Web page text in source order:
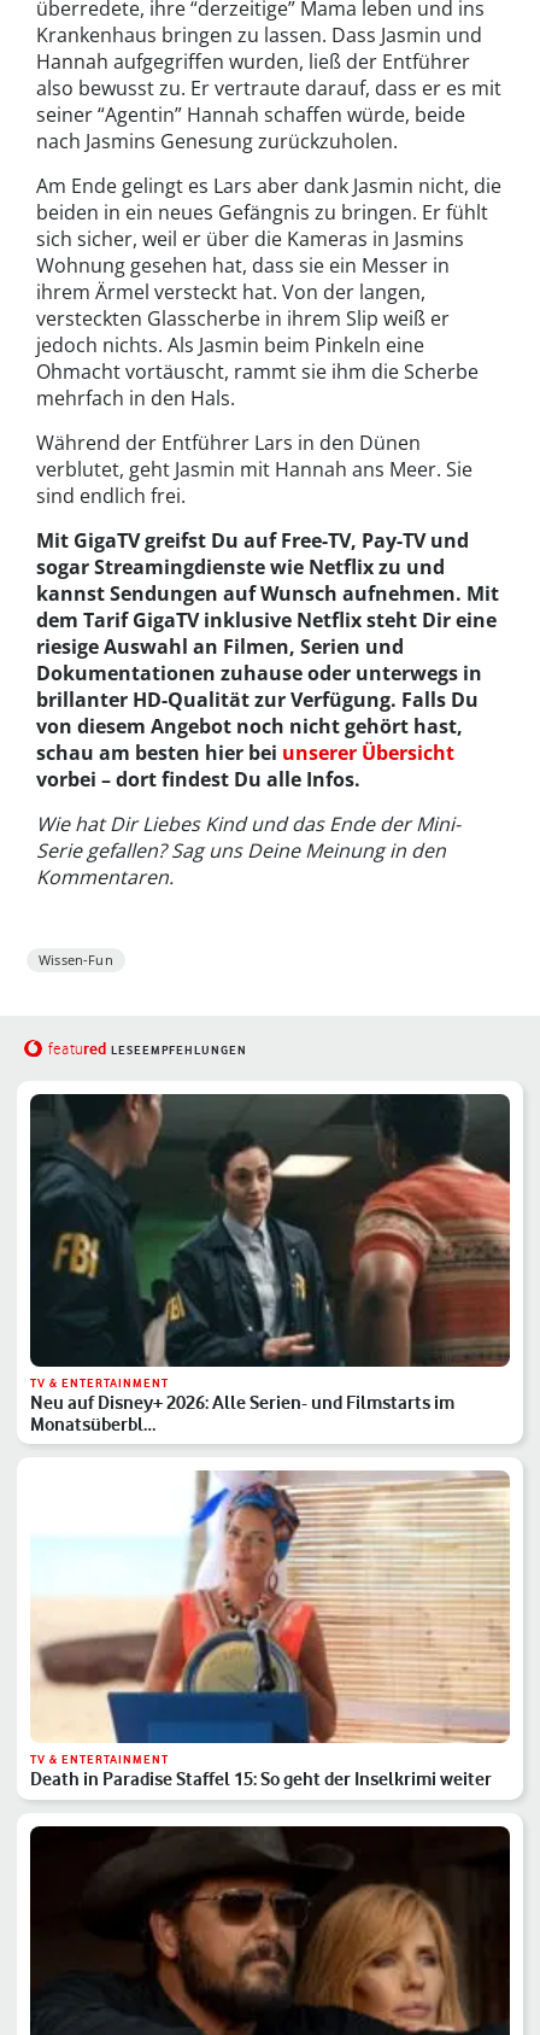
überredete, ihre “derzeitige” Mama leben und ins
Krankenhaus bringen zu lassen. Dass Jasmin und
Hannah aufgegriffen wurden, ließ der Entführer
also bewusst zu. Er vertraute darauf, dass er es mit
seiner “Agentin” Hannah schaffen würde, beide
nach Jasmins Genesung zurückzuholen.
Am Ende gelingt es Lars aber dank Jasmin nicht, die
beiden in ein neues Gefängnis zu bringen. Er fühlt
sich sicher, weil er über die Kameras in Jasmins
Wohnung gesehen hat, dass sie ein Messer in
ihrem Ärmel versteckt hat. Von der langen,
versteckten Glasscherbe in ihrem Slip weiß er
jedoch nichts. Als Jasmin beim Pinkeln eine
Ohmacht vortäuscht, rammt sie ihm die Scherbe
mehrfach in den Hals.
Während der Entführer Lars in den Dünen
verblutet, geht Jasmin mit Hannah ans Meer. Sie
sind endlich frei.
Mit GigaTV greifst Du auf Free-TV, Pay-TV und
sogar Streamingdienste wie Netflix zu und
kannst Sendungen auf Wunsch aufnehmen. Mit
dem Tarif GigaTV inklusive Netflix steht Dir eine
riesige Auswahl an Filmen, Serien und
Dokumentationen zuhause oder unterwegs in
brillanter HD-Qualität zur Verfügung. Falls Du
von diesem Angebot noch nicht gehört hast,
schau am besten hier bei unserer Übersicht
vorbei – dort findest Du alle Infos.
Wie hat Dir Liebes Kind und das Ende der Mini-
Serie gefallen? Sag uns Deine Meinung in den
Kommentaren.
Wissen-Fun
featured LESEEMPFEHLUNGEN
TV & ENTERTAINMENT
Neu auf Disney+ 2026: Alle Serien- und Filmstarts im
Monatsüberbl…
TV & ENTERTAINMENT
Death in Paradise Staffel 15: So geht der Inselkrimi weiter